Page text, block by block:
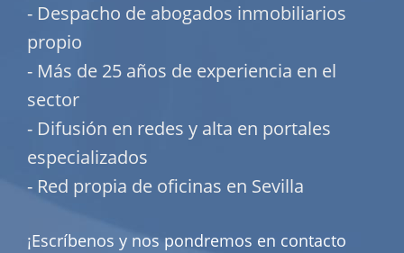
- Despacho de abogados inmobiliarios
propio
- Más de 25 años de experiencia en el
sector
- Difusión en redes y alta en portales
especializados
- Red propia de oficinas en Sevilla
¡Escríbenos y nos pondremos en contacto